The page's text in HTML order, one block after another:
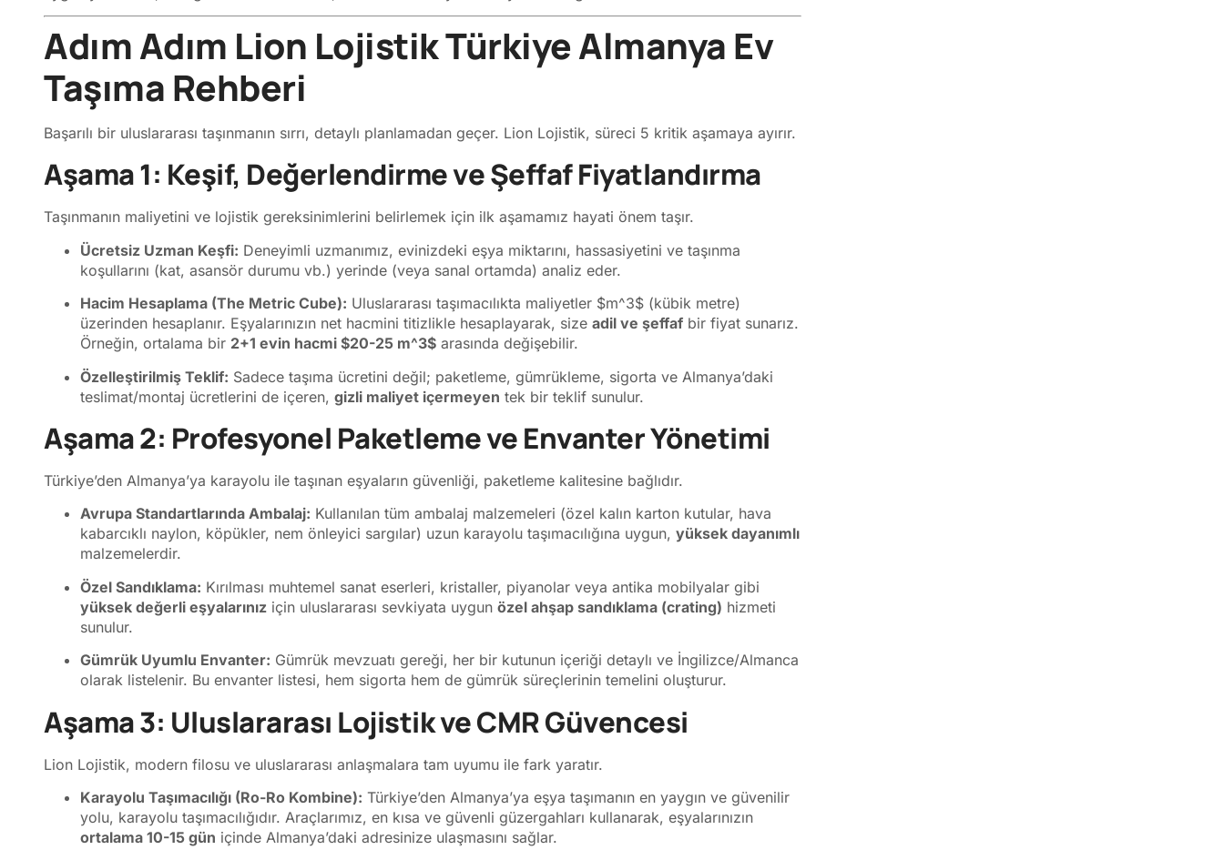
Adım Adım Lion Lojistik Türkiye Almanya Ev
Taşıma Rehberi
Başarılı bir uluslararası taşınmanın sırrı, detaylı planlamadan geçer. Lion Lojistik, süreci 5 kritik aşamaya ayırır.
Aşama 1: Keşif, Değerlendirme ve Şeffaf Fiyatlandırma
Taşınmanın maliyetini ve lojistik gereksinimlerini belirlemek için ilk aşamamız hayati önem taşır.
Ücretsiz Uzman Keşfi: Deneyimli uzmanımız, evinizdeki eşya miktarını, hassasiyetini ve taşınma
koşullarını (kat, asansör durumu vb.) yerinde (veya sanal ortamda) analiz eder.
Hacim Hesaplama (The Metric Cube): Uluslararası taşımacılıkta maliyetler $m^3$ (kübik metre)
üzerinden hesaplanır. Eşyalarınızın net hacmini titizlikle hesaplayarak, size adil ve şeffaf bir fiyat sunarız.
Örneğin, ortalama bir 2+1 evin hacmi $20-25 m^3$ arasında değişebilir.
Özelleştirilmiş Teklif: Sadece taşıma ücretini değil; paketleme, gümrükleme, sigorta ve Almanya’daki
teslimat/montaj ücretlerini de içeren, gizli maliyet içermeyen tek bir teklif sunulur.
Aşama 2: Profesyonel Paketleme ve Envanter Yönetimi
Türkiye’den Almanya’ya karayolu ile taşınan eşyaların güvenliği, paketleme kalitesine bağlıdır.
Avrupa Standartlarında Ambalaj: Kullanılan tüm ambalaj malzemeleri (özel kalın karton kutular, hava
kabarcıklı naylon, köpükler, nem önleyici sargılar) uzun karayolu taşımacılığına uygun, yüksek dayanımlı
malzemelerdir.
Özel Sandıklama: Kırılması muhtemel sanat eserleri, kristaller, piyanolar veya antika mobilyalar gibi
yüksek değerli eşyalarınız için uluslararası sevkiyata uygun özel ahşap sandıklama (crating) hizmeti
sunulur.
Gümrük Uyumlu Envanter: Gümrük mevzuatı gereği, her bir kutunun içeriği detaylı ve İngilizce/Almanca
olarak listelenir. Bu envanter listesi, hem sigorta hem de gümrük süreçlerinin temelini oluşturur.
Aşama 3: Uluslararası Lojistik ve CMR Güvencesi
Lion Lojistik, modern filosu ve uluslararası anlaşmalara tam uyumu ile fark yaratır.
Karayolu Taşımacılığı (Ro-Ro Kombine): Türkiye’den Almanya’ya eşya taşımanın en yaygın ve güvenilir
yolu, karayolu taşımacılığıdır. Araçlarımız, en kısa ve güvenli güzergahları kullanarak, eşyalarınızın
ortalama 10-15 gün içinde Almanya’daki adresinize ulaşmasını sağlar.